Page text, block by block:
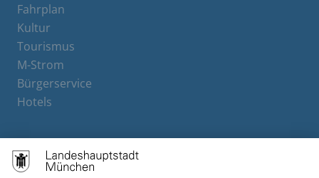
Fahrplan
Kultur
Tourismus
M-Strom
Bürgerservice
Hotels
Contact